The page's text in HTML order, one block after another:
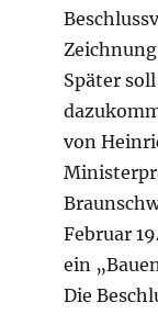
Später
von
Februar
ein
Die